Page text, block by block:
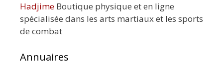
Hadjime Boutique physique et en ligne
spécialisée dans les arts martiaux et les sports
de combat
Annuaires